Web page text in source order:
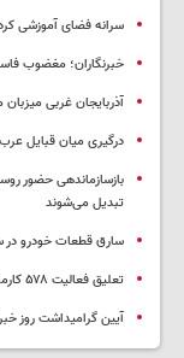
سرانه فضای آموزشی
خبرنگاران؛ مغضوب
آذربایجان غربی
درگیری میان قبایل
بازسازماندهی حضور
تبدیل می‌شوند
سارق قطعات خودرو در سنندج به ۱۸ فقره
تعلیق فعالیت ۵۷۸ کارمند در پالایشگاه‌های حمص و بانیاس سوریه
آیین گرامیداشت روز